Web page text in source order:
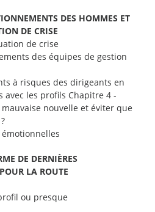
DES HOMMES ET
DE CRISE
de crise
des équipes de gestion
à risques des dirigeants en
les profils Chapitre 4 -
nouvelle et éviter que
DE DERNIÈRES
LA ROUTE
ou presque